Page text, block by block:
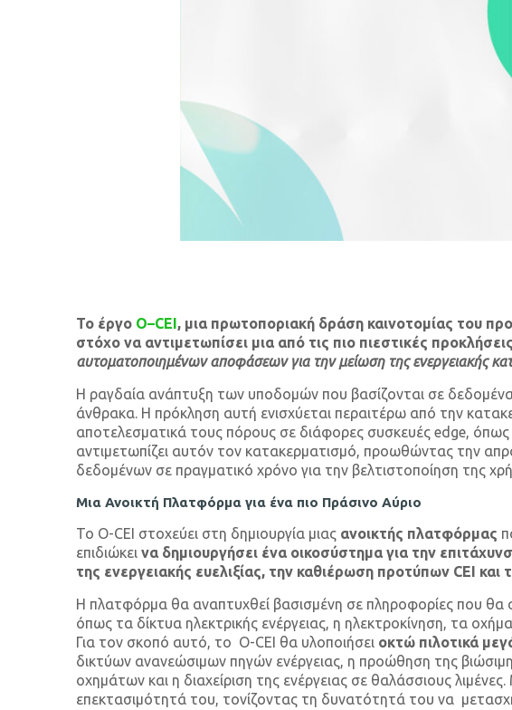
Το έργο O–CEI , μια πρωτοποριακή δράση καινοτομίας του
στόχο να αντιμετωπίσει μια από τις πιο πιεστικές
αυτοματοποιημένων αποφάσεων για την μείωση της ενεργειακής
Η ραγδαία ανάπτυξη των υποδομών που βασίζονται σε
άνθρακα. Η πρόκληση αυτή ενισχύεται περαιτέρω από την
αποτελεσματικά τους πόρους σε διάφορες συσκευές edge, όπως
αντιμετωπίζει αυτόν τον κατακερματισμό, προωθώντας την
δεδομένων σε πραγματικό χρόνο για την βελτιστοποίηση της
Μια Ανοικτή Πλατφόρμα για ένα πιο Πράσινο Αύριο
To O-CEI στοχεύει στη δημιουργία μιας ανοικτής πλατφόρμας
επιδιώκει να δημιουργήσει ένα οικοσύστημα για την
της ενεργειακής ευελιξίας, την καθιέρωση προτύπων CEI
και
Η πλατφόρμα θα αναπτυχθεί βασισμένη σε πληροφορίες που θα
όπως τα δίκτυα ηλεκτρικής ενέργειας, η ηλεκτροκίνηση, τα
Για τον σκοπό αυτό, το O-CEI θα υλοποιήσει οκτώ πιλοτικά
δικτύων ανανεώσιμων πηγών ενέργειας, η προώθηση της
οχημάτων και η διαχείριση της ενέργειας σε θαλάσσιους
επεκτασιμότητά του, τονίζοντας τη δυνατότητά του να